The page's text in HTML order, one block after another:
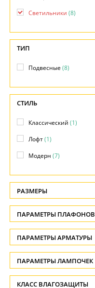
Отзывы
Дизайнерам
Бренды
Контакты
Светильники (8)
ТИП
Подвесные(8)
СТИЛЬ
Классический (1)
Лофт(1)
Модерн (7)
РАЗМЕРЫ
Высота, см
-
Глубина, см
-
Ширина, см
-
ПАРАМЕТРЫ ПЛАФОНОВ
ФОРМА ПЛАФОНА
Декоративный(3)
Сфера(1)
ПАРАМЕТРЫ АРМАТУРЫ
ЦВЕТ АРМАТУРЫ
Матовый(2)
ПАРАМЕТРЫ ЛАМПОЧЕК
Количество ламп
КЛАСС ВЛАГОЗАЩИТЫ